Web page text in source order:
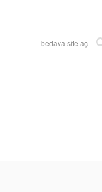
bedava site aç